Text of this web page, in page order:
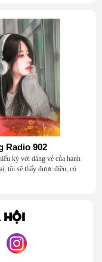
Radio 902
kỳ với dáng vẻ của hạnh
tôi sẽ thấy được điều, có
HỘI